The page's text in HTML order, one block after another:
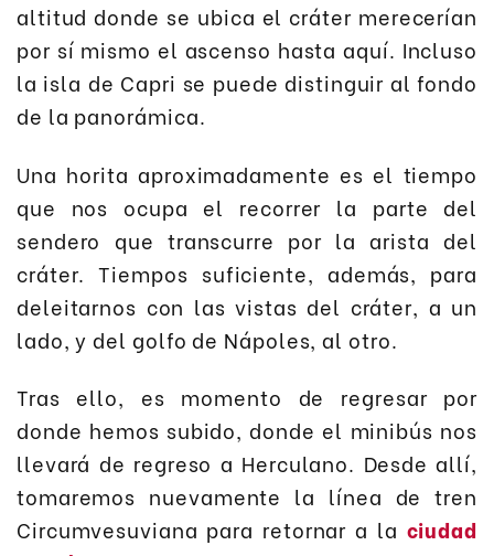
altitud donde se ubica el cráter merecerían
por sí mismo el ascenso hasta aquí. Incluso
la isla de Capri se puede distinguir al fondo
de la panorámica.
Una horita aproximadamente es el tiempo
que nos ocupa el recorrer la parte del
sendero que transcurre por la arista del
cráter. Tiempos suficiente, además, para
deleitarnos con las vistas del cráter, a un
lado, y del golfo de Nápoles, al otro.
Tras ello, es momento de regresar por
donde hemos subido, donde el minibús nos
llevará de regreso a Herculano. Desde allí,
tomaremos nuevamente la línea de tren
Circumvesuviana para retornar a la ciudad